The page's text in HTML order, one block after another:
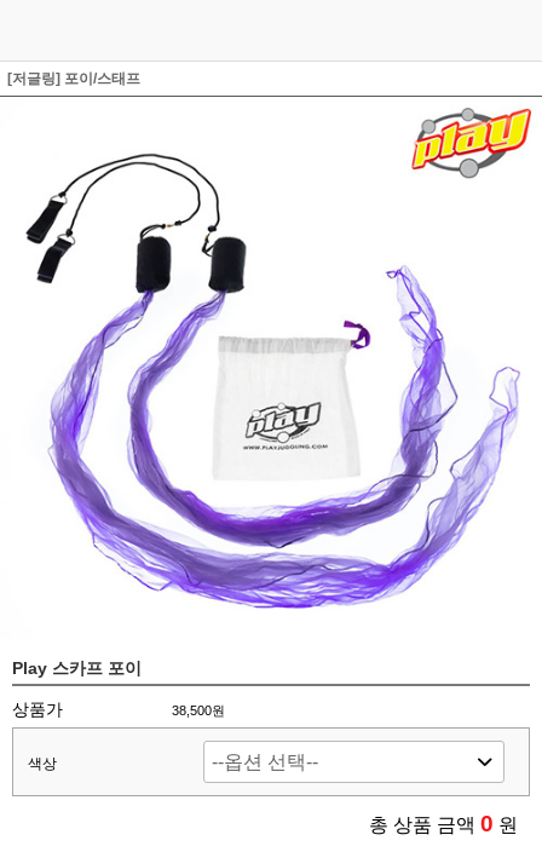
[저글링] 포이/스태프
Play 스카프 포이
상품가 38,500원
색상
총 상품 금액 0 원